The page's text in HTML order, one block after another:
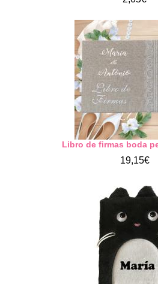
Libro de firmas boda
19,15€